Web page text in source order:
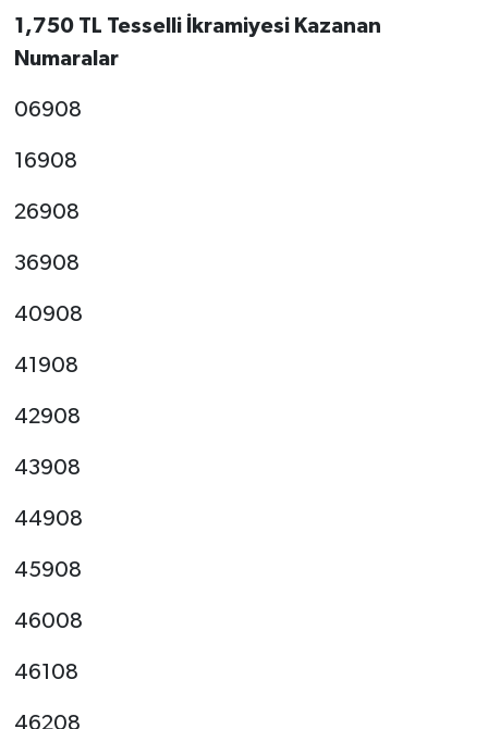
1,750 TL Tesselli İkramiyesi Kazanan
Numaralar
06908
16908
26908
36908
40908
41908
42908
43908
44908
45908
46008
46108
46208